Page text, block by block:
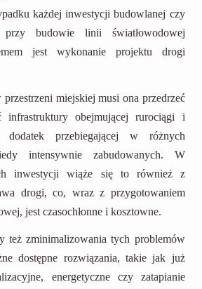
każdej inwestycji budowlanej czy
budowie linii światłowodowej
jest wykonanie projektu drogi
przestrzeni miejskiej musi ona przedrzeć
infrastruktury obejmującej rurociągi i
przebiegającej w różnych
intensywnie zabudowanych. W
inwestycji wiąże się to również z
drogi, co, wraz z przygotowaniem
jest czasochłonne i kosztowne.
też zminimalizowania tych problemów
dostępne rozwiązania, takie jak już
energetyczne czy zatapianie